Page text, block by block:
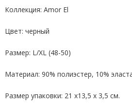
Коллекция: Amor El
Цвет: черный
Размер: L/XL (48-50)
Материал: 90% полиэстер, 10%
Размер упаковки: 21 х13,5 х 3,5 см.